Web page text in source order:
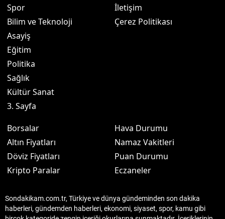
Spor
Bilim ve Teknoloji
Asayiş
Eğitim
Politika
Sağlık
Kültür Sanat
3. Sayfa
İletişim
Çerez Politikası
Borsalar
Altın Fiyatları
Döviz Fiyatları
Kripto Paralar
Hava Durumu
Namaz Vakitleri
Puan Durumu
Eczaneler
Sondakikam.com.tr, Türkiye ve dünya gündeminden son dakika
haberleri, gündemden haberleri, ekonomi, siyaset, spor, kamu gibi